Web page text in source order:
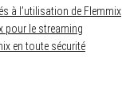
à l’utilisation de Flemmix
pour le streaming
en toute sécurité